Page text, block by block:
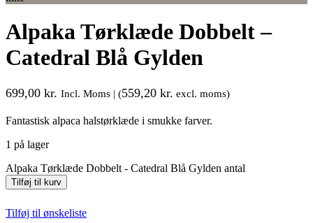
Alpaka Tørklæde Dobbelt –
Catedral Blå Gylden
699,00 kr. Incl. Moms | (559,20 kr. excl. moms)
Fantastisk alpaca halstørklæde i smukke farver.
1 på lager
Alpaka Tørklæde Dobbelt - Catedral Blå Gylden antal
Tilføj til kurv
Tilføj til ønskeliste